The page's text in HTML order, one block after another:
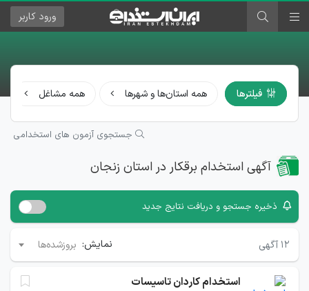
ورود کاربر
فیلترها همه استان‌ها و شهرها همه مشاغل
جستجوی آزمون های استخدامی
آگهی استخدام برقکار در استان زنجان
ذخیره جستجو و دریافت نتایج جدید
۱۲ آگهی نمایش: بروزشده‌ها
استخدام کاردان تاسیسات